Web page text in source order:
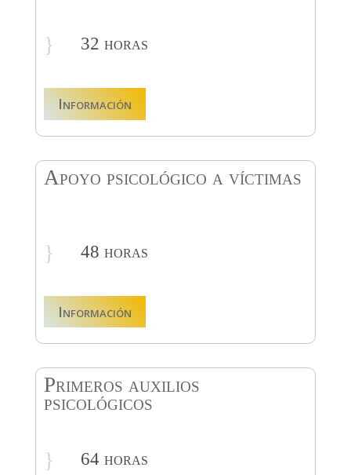
} 32 horas
Información
Apoyo psicológico a víctimas
} 48 horas
Información
Primeros auxilios
psicológicos
} 64 horas